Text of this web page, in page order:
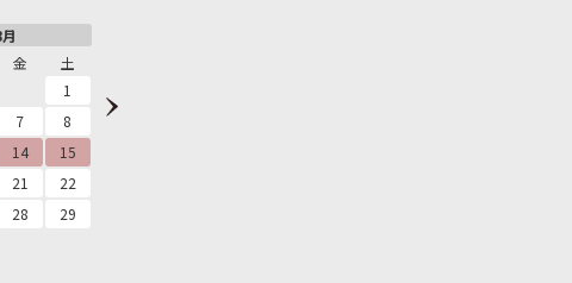
金
土
1
7
8
14
15
21
22
28
29